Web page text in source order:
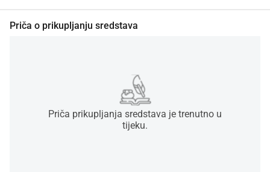
Priča o prikupljanju sredstava
Priča prikupljanja sredstava je trenutno u
tijeku.